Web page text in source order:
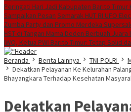
Peringati Hari Jadi Kabupaten Barito Timur
Sampaikan Pesan Semarak HUT RI UFO
Zumba Party dan Promo Merdeka
HST di Tangan Mama Deden Berbuah
IWO, Ketua PWI Barito Timur: Tetap Solid
Beranda
Berita Lainnya TNI-POLRI
Dekatkan Pelayanan Ke Kelurahan
Bhayangkara Terhadap Kesehatan
Dekatkan